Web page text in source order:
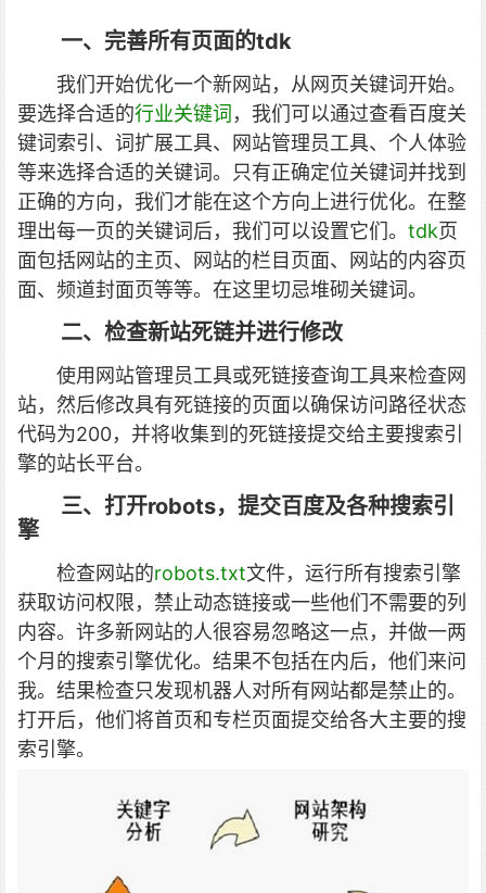
一、完善所有页面的tdk
我们开始优化一个新网站，从网页关键词开始。
要选择合适的行业关键词 ，我们可以通过查看百度关
键词索引、词扩展工具、网站管理员工具、个人体验
等来选择合适的关键词。只有正确定位关键词并找到
正确的方向，我们才能在这个方向上进行优化。在整
理出每一页的关键词后，我们可以设置它们。 tdk页
面包括网站的主页、网站的栏目页面、网站的内容页
面、频道封面页等等。在这里切忌堆砌关键词。
二、检查新站死链并进行修改
使用网站管理员工具或死链接查询工具来检查网
站，然后修改具有死链接的页面以确保访问路径状态
代码为200，并将收集到的死链接提交给主要搜索引
擎的站长平台。
三、打开robots，提交百度及各种搜索引
擎
检查网站的robots.txt文件，运行所有搜索引擎
获取访问权限，禁止动态链接或一些他们不需要的列
内容。许多新网站的人很容易忽略这一点，并做一两
个月的搜索引擎优化。结果不包括在内后，他们来问
我。结果检查只发现机器人对所有网站都是禁止的。
打开后，他们将首页和专栏页面提交给各大主要的搜
索引擎。